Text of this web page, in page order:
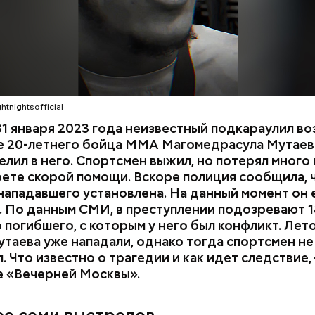
пьяного
января 2023 года неизвестный подкараулил
20-летнего бойца ММА Магомедрасула
в него. Спортсмен выжил, но потерял много
скорой помощи. Вскоре полиция сообщила,
установлена. На данный момент он
По данным СМИ, в преступлении подозревают
погибшего, с которым у него был конфликт.
уже нападали, однако тогда спортсмен не
Что известно о трагедии и как идет
«Вечерней Москвы».